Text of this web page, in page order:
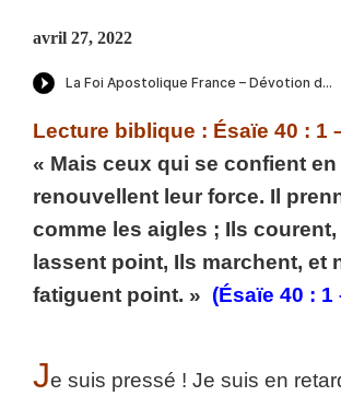
avril 27, 2022
Lecture biblique : Ésaïe 40 : 1
« Mais ceux qui se confient en
renouvellent leur force. Il
comme les aigles ; Ils courent,
lassent point, Ils marchent, et
fatiguent point. » (Ésaïe 40 : 1
Je suis pressé ! Je suis en